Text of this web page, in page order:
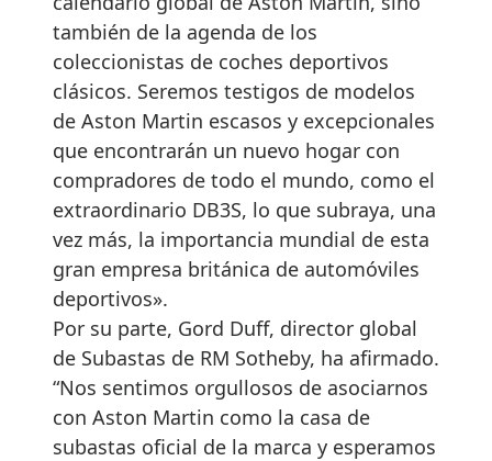
también de la agenda de los
coleccionistas de coches deportivos
clásicos. Seremos testigos de modelos
de Aston Martin escasos y excepcionales
que encontrarán un nuevo hogar con
compradores de todo el mundo, como el
extraordinario DB3S, lo que subraya, una
vez más, la importancia mundial de esta
gran empresa británica de automóviles
deportivos».
Por su parte, Gord Duff, director global
de Subastas de RM Sotheby, ha afirmado.
“Nos sentimos orgullosos de asociarnos
con Aston Martin como la casa de
subastas oficial de la marca y esperamos